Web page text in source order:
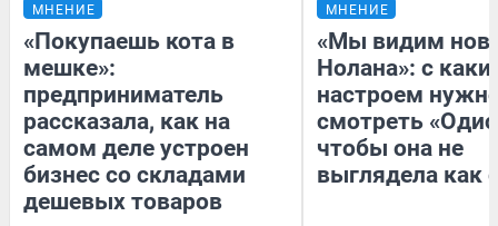
МНЕНИЕ
«Покупаешь кота в
мешке»:
предприниматель
рассказала, как на
самом деле устроен
бизнес со складами
дешевых товаров
МНЕНИЕ
«Мы видим
Нолана»: с
настроем
смотреть
чтобы она не
выглядела как